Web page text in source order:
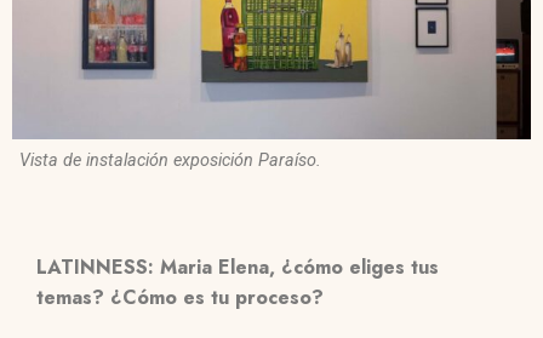
Vista de instalación exposición Paraíso.
LATINNESS: Maria Elena, ¿cómo eliges tus
temas? ¿Cómo es tu proceso?